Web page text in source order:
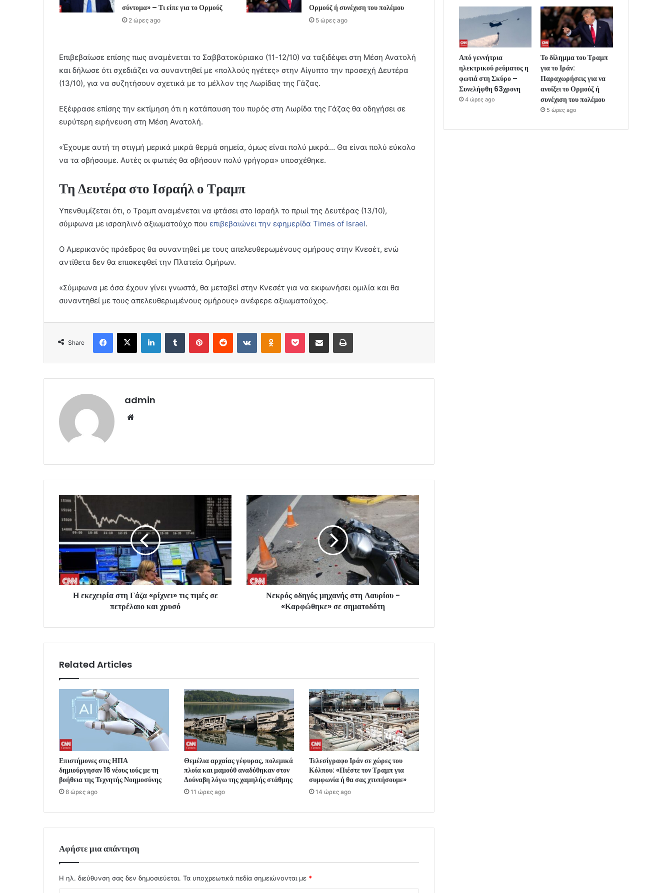
σύντομα» – Τι είπε για το Ορμούζ
2 ώρες ago
Ορμούζ ή συνέχιση του πολέμου
5 ώρες ago
Επιβεβαίωσε επίσης πως αναμένεται το Σαββατοκύριακο (11-12/10) να ταξιδέψει στη Μέση Ανατολή
και δήλωσε ότι σχεδιάζει να συναντηθεί με «πολλούς ηγέτες» στην Αίγυπτο την προσεχή Δευτέρα
(13/10), για να συζητήσουν σχετικά με το μέλλον της Λωρίδας της Γάζας.
Εξέφρασε επίσης την εκτίμηση ότι η κατάπαυση του πυρός στη Λωρίδα της Γάζας θα οδηγήσει σε
ευρύτερη ειρήνευση στη Μέση Ανατολή.
«Έχουμε αυτή τη στιγμή μερικά μικρά θερμά σημεία, όμως είναι πολύ μικρά… Θα είναι πολύ εύκολο
να τα σβήσουμε. Αυτές οι φωτιές θα σβήσουν πολύ γρήγορα» υποσχέθηκε.
Τη Δευτέρα στο Ισραήλ ο Τραμπ
Υπενθυμίζεται ότι, ο Τραμπ αναμένεται να φτάσει στο Ισραήλ το πρωί της Δευτέρας (13/10),
σύμφωνα με ισραηλινό αξιωματούχο που επιβεβαιώνει την εφημερίδα Times of Israel.
Ο Αμερικανός πρόεδρος θα συναντηθεί με τους απελευθερωμένους ομήρους στην Κνεσέτ, ενώ
αντίθετα δεν θα επισκεφθεί την Πλατεία Ομήρων.
«Σύμφωνα με όσα έχουν γίνει γνωστά, θα μεταβεί στην Κνεσέτ για να εκφωνήσει ομιλία και θα
συναντηθεί με τους απελευθερωμένους ομήρους» ανέφερε αξιωματούχος.
Share
Facebook
X LinkedInTumblr PinterestReddit VKontakteOdnoklassniki
Pocket Share via Email Print
admin
Η εκεχειρία στη Γάζα «ρίχνει» τις τιμές σε
πετρέλαιο και χρυσό
Νεκρός οδηγός μηχανής στη Λαυρίου -
«Καρφώθηκε» σε σηματοδότη
Related Articles
Επιστήμονες στις ΗΠΑ
δημιούργησαν 16 νέους ιούς με τη
βοήθεια της Τεχνητής Νοημοσύνης
8 ώρες ago
Θεμέλια αρχαίας γέφυρας, πολεμικά
πλοία και μαμούθ αναδύθηκαν στον
Δούναβη λόγω της χαμηλής στάθμης
11 ώρες ago
Τελεσίγραφο Ιράν σε χώρες του
Κόλπου: «Πιέστε τον Τραμπ για
συμφωνία ή θα σας χτυπήσουμε»
14 ώρες ago
Αφήστε μια απάντηση
Η ηλ. διεύθυνση σας δεν δημοσιεύεται. Τα υποχρεωτικά πεδία σημειώνονται με *
Από γεννήτρια
ηλεκτρικού ρεύματος η
φωτιά στη Σκύρο –
Συνελήφθη 63χρονη
4 ώρες ago
Το δίλημμα του Τραμπ
για το Ιράν:
Παραχωρήσεις για να
ανοίξει το Ορμούζ ή
συνέχιση του πολέμου
5 ώρες ago